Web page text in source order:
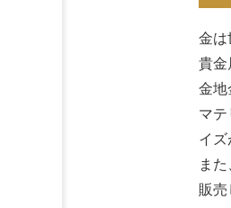
金は
貴金
金地
マ
イ
ま
販